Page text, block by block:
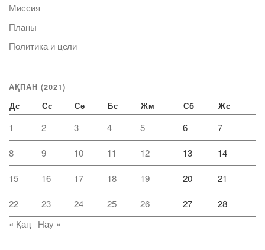
Миссия
Планы
Политика и цели
АҚПАН (2021)
Дс Сс Сә Бс Жм Сб Жс
1 2 3 4 5 6 7
8 9 10 11 12 13 14
15 16 17 18 19 20 21
22 23 24 25 26 27
28
« Қаң
Нау »